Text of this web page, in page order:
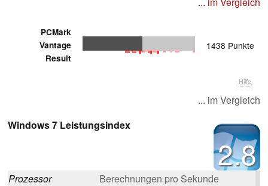
PCMark
Vantage
Result
1438 Punkte
Hilfe
... im Vergleich
2.8
Windows 7 Leistungsindex
Prozessor
Berechnungen pro Sekunde